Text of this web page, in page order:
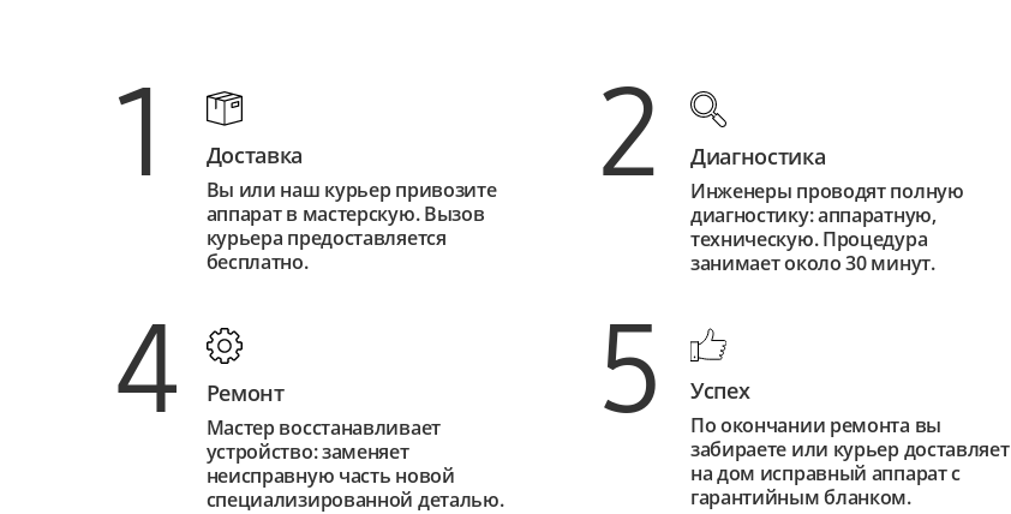
1 Доставка
Вы или наш курьер привозите
аппарат в мастерскую. Вызов
курьера предоставляется
бесплатно.
2 Диагностика
Инженеры проводят полную
диагностику: аппаратную,
техническую. Процедура
занимает около 30 минут.
4 Ремонт
Мастер восстанавливает
устройство: заменяет
неисправную часть новой
специализированной деталью.
5 Успех
По окончании ремонта вы
забираете или курьер доставляет
на дом исправный аппарат с
гарантийным бланком.